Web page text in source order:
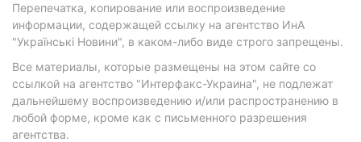
Перепечатка, копирование или воспроизведение
информации, содержащей ссылку на агентство ИнА
"Українські Новини", в каком-либо виде строго запрещены.
Все материалы, которые размещены на этом сайте со
ссылкой на агентство "Интерфакс-Украина", не подлежат
дальнейшему воспроизведению и/или распространению в
любой форме, кроме как с письменного разрешения
агентства.